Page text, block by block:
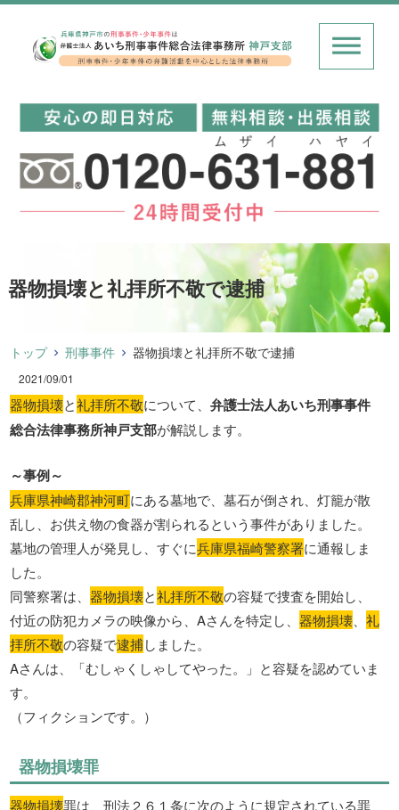
器物損壊と礼拝所不敬で逮捕
トップ 刑事事件 器物損壊と礼拝所不敬で逮捕
2021/09/01
器物損壊と礼拝所不敬について、弁護士法人あいち刑事事件
総合法律事務所神戸支部が解説します。
～事例～
兵庫県神崎郡神河町にある墓地で、墓石が倒され、灯籠が散
乱し、お供え物の食器が割られるという事件がありました。
墓地の管理人が発見し、すぐに兵庫県福崎警察署に通報しま
した。
同警察署は、器物損壊と礼拝所不敬の容疑で捜査を開始し、
付近の防犯カメラの映像から、Aさんを特定し、器物損壊 、礼
拝所不敬の容疑で逮捕しました。
Aさんは、「むしゃくしゃしてやった。」と容疑を認めていま
す。
（フィクションです。）
器物損壊罪
器物損壊罪は、刑法２６１条に次のように規定されている罪